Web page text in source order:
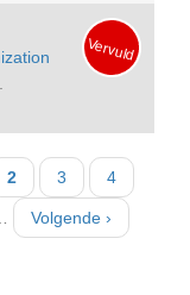
Vervuld
Huidige
pagina
2 Pagina
3 Pagina
4
Volgende
pagina
Volgende ›